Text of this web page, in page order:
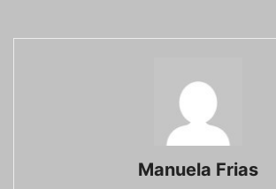
Manuela Frias